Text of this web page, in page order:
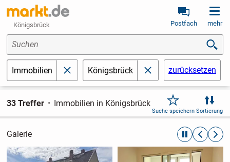
Königsbrück Postfach mehr
Suchen
Immobilien schließenKönigsbrück schließenzurücksetzen
33 Treffer Immobilien in Königsbrück
Suche speichern Sortierung
Galerie automatische